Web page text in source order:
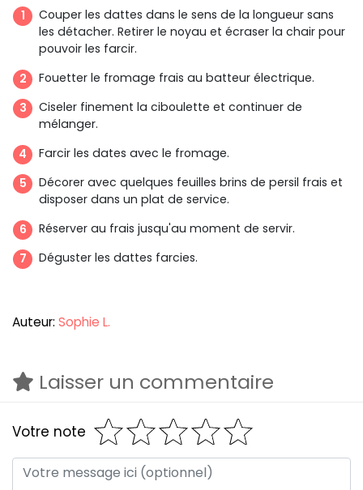
Couper les dattes dans le sens de la longueur sans
les détacher. Retirer le noyau et écraser la chair pour
pouvoir les farcir.
Fouetter le fromage frais au batteur électrique.
Ciseler finement la ciboulette et continuer de
mélanger.
Farcir les dates avec le fromage.
Décorer avec quelques feuilles brins de persil frais et
disposer dans un plat de service.
Réserver au frais jusqu'au moment de servir.
Déguster les dattes farcies.
Auteur: Sophie L.
Laisser un commentaire
Votre note